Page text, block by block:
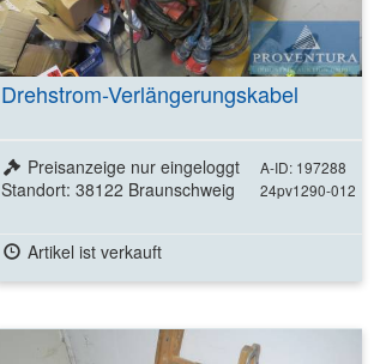
Drehstrom-Verlängerungskabel
A-ID: 197288
24pv1290-012
Preisanzeige nur eingeloggt
Standort: 38122 Braunschweig
Artikel ist verkauft